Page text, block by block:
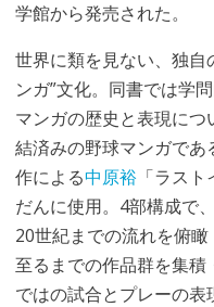
学館から発売された。
世界に類を見ない、独自
ンガ”文化。同書では学
マンガの歴史と表現に
結済みの野球マンガであ
作による中原裕「ラスト
だんに使用。4部構成で
20世紀までの流れを俯
至るまでの作品群を集積
ではの試合とプレーの